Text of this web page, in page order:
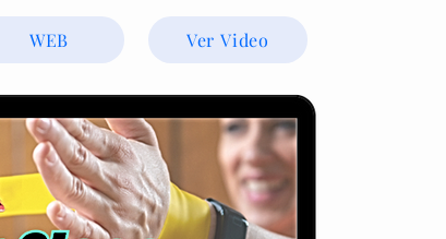
Ver Video
WEB